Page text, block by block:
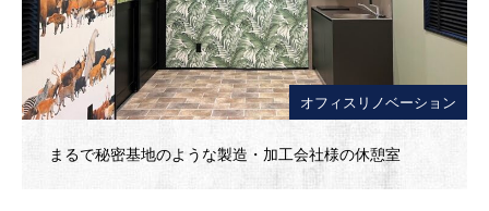
オフィスリノベーション
まるで秘密基地のような製造・加工会社様の休憩室